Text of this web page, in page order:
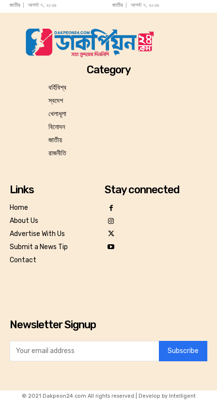
জাতীয় আগস্ট ৭, ২০২৬ জাতীয় আগস্ট ৭, ২০২৬
Category
বর্হিবিশ্ব
স্বদেশ
খেলাধূলা
বিনোদন
জাতীয়
রাজনীতি
Links
Home
About Us
Advertise With Us
Submit a News Tip
Contact
Stay connected
Newsletter Signup
Subscribe
© 2021 Dakpeon24.com All rights reserved.| Develop by Intelligent